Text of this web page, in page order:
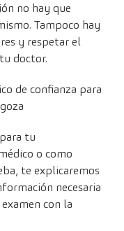
no hay que
Tampoco hay
y respetar el
doctor.
de confianza para
tu
o como
te explicaremos
necesaria
con la